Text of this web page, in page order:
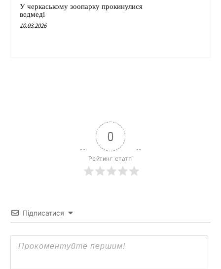
У черкаському зоопарку прокинулися
ведмеді
10.03.2026
0
Рейтинг статті
Підписатися